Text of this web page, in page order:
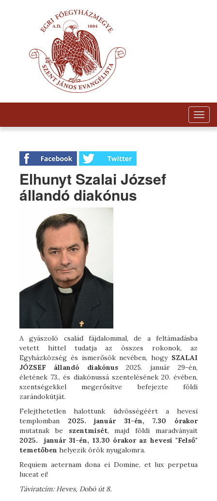
Elhunyt Szalai József
állandó diakónus
A gyászoló család fájdalommal, de a feltámadásba
vetett hittel tudatja az összes rokonok, az
Egyházközség és ismerősök nevében, hogy SZALAI
JÓZSEF állandó diakónus 2025. január 29-én,
életének 73., és diakónussá szentelésének 20. évében,
szentségekkel megerősítve befejezte földi
zarándokútját.
Felejthetetlen halottunk üdvösségéért a hevesi
templomban 2025. január 31-én, 7.30 órakor
mutatnak be szentmisét, majd földi maradványait
2025. január 31-én, 13.30 órakor az hevesi "Felső"
temetőben helyezik örök nyugalomra.
Requiem aeternam dona ei Domine, et lux perpetua
luceat ei!
Táviratcím: Heves, Dobó út 8.